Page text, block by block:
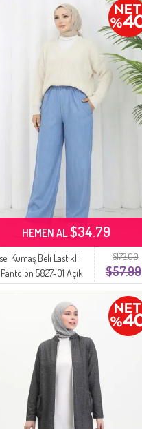
$172.00
$57.99
Kumaş Beli Lastikli
5827-01 Açık
HEMEN AL$34.79